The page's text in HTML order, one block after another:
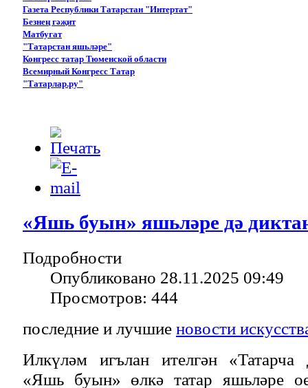
Газета Республики Татарстан "Интертат"
Безнең гәҗит
Матбугат
"Татарстан яшьләре"
Конгресс татар Тюменской области
Всемирный Конгресс Татар
"Татарлар.ру"
«Яшь буын» яшьләре дә
Подробности
Опубликовано 28.11.2025 09:49
Просмотров: 444
последние и лучшие новости
Илкүләм игълан ителгән «Татарча
«Яшь буын» өлкә татар яшьләре